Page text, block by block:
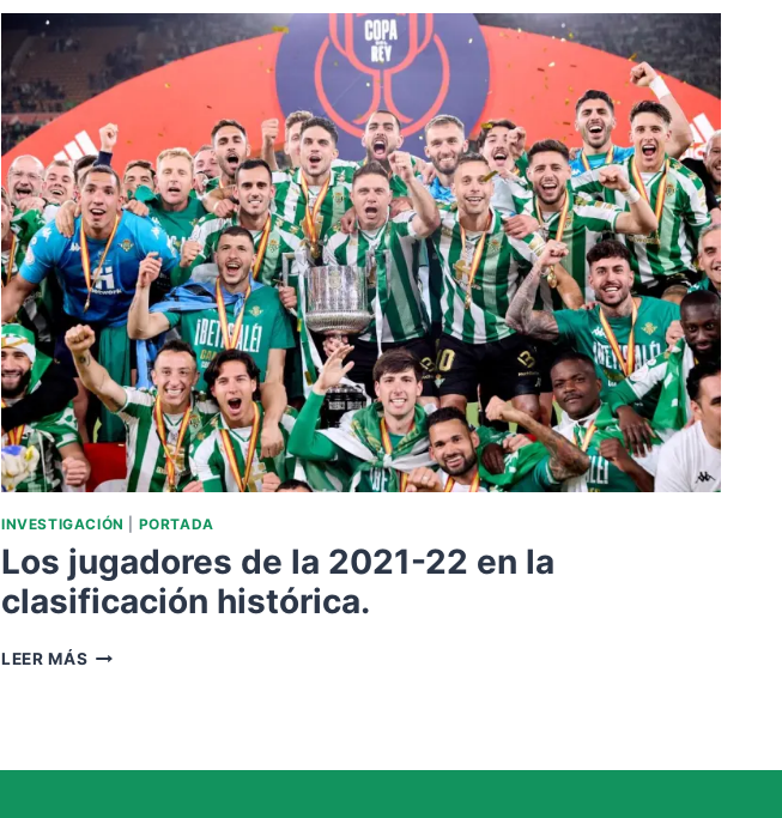
ATLÉTICO
OSASUNA.
INVESTIGACIÓN PORTADA
Los jugadores de la 2021-22 en la
clasificación histórica.
LEER MÁS LOS